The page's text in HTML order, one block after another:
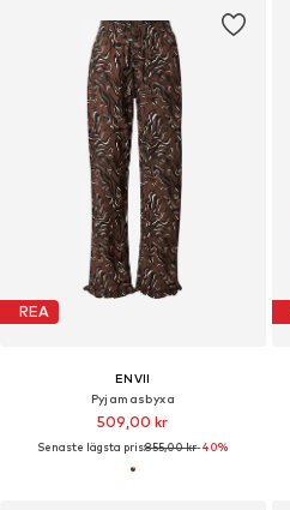
REA
ENVII
Pyjamasbyxa
509,00 kr
Senaste lägsta pris:855,00 kr-40%